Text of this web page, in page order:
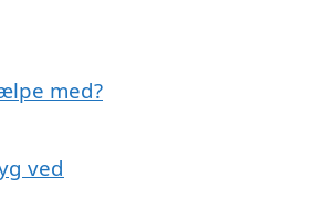
med?
ved